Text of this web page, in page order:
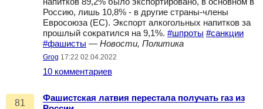
Россию, лишь 10,8% - в другие страны-члены
Евросоюза (ЕС). Экспорт алкогольных напитков за
прошлый сократился на 9,1%. #шпроты #санкции
#фашисты — Новости, Политика
Grog 17:22 02.04.2022
10 комментариев
81
Фашистская латвия перестала получать газ из